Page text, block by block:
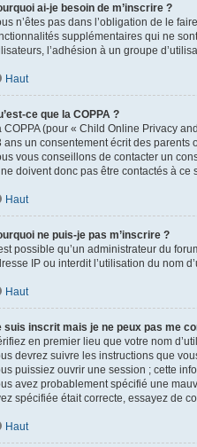
ai-je besoin de m’inscrire ?
n’êtes pas dans l’obligation de le
supplémentaires qui ne
l’adhésion à un groupe
Haut
ce que la COPPA ?
COPPA (pour « Child Online Privacy
ans un consentement écrit des parents
vous conseillons de contacter un
doivent donc pas être contactés à ce
Haut
ne puis-je pas m’inscrire ?
possible qu’un administrateur du
IP ou interdit l’utilisation du nom
Haut
suis inscrit mais je ne peux pas me
en premier lieu que votre nom
devrez suivre les instructions que
puissiez ouvrir une session ; cette
avez probablement spécifié une
spécifiée était correcte, essayez de
Haut